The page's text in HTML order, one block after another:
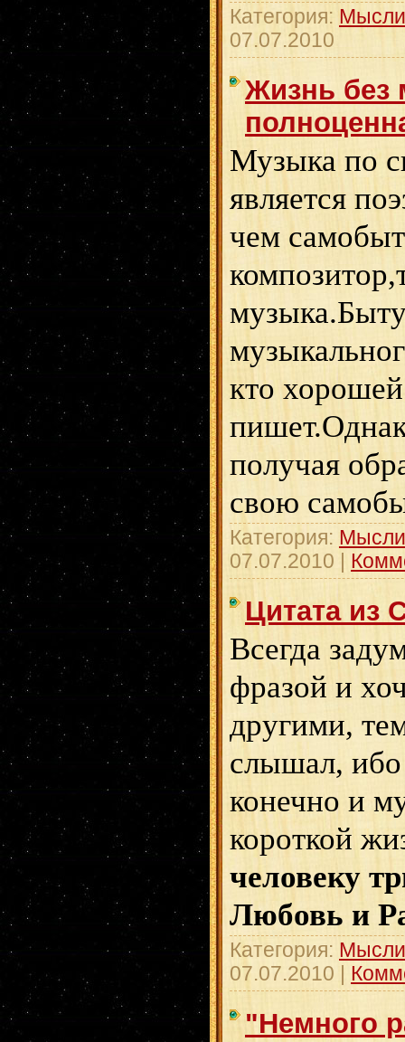
Категория:
07.07.2010
Жизнь без
Музыка по
является
чем
кто
получая
свою
Категория:
07.07.2010
Цитата из
Всегда
фразой и
другими,
слышал, ибо
конечно и
короткой
человеку
Любовь и
Категория:
07.07.2010
"Немного